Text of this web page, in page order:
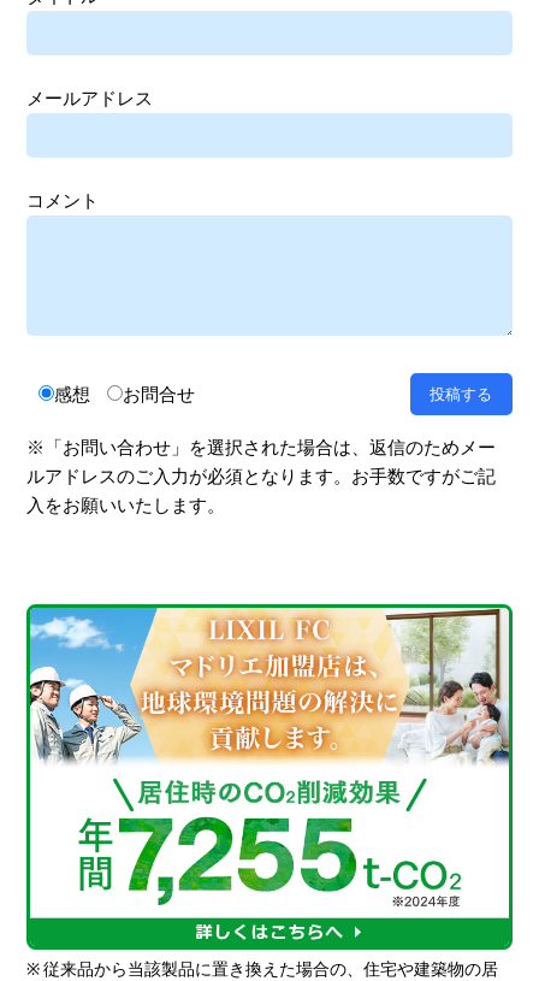
メールアドレス
コメント
感想 お問合せ
※「お問い合わせ」を選択された場合は、返信のためメー
ルアドレスのご入力が必須となります。お手数ですがご記
入をお願いいたします。
※ 従来品から当該製品に置き換えた場合の、住宅や建築物の居